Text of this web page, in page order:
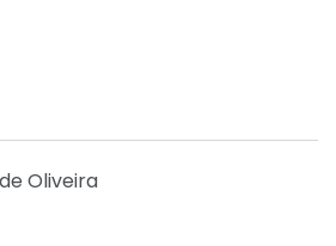
Oliveira